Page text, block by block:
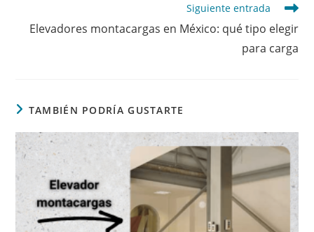
Siguiente entrada
Elevadores montacargas en México: qué tipo elegir
para carga
TAMBIÉN PODRÍA GUSTARTE